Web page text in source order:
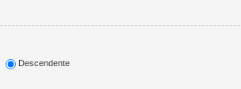
Descendente